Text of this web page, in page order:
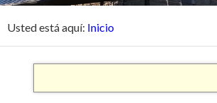
Usted está aquí: Inicio